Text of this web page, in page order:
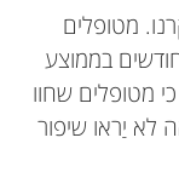
מטופלים
היו בני 61, בממוצע, וחוו שבץ 37 חודשים בממוצע
מטופלים שחוו
הנראה לא יַראו שיפור